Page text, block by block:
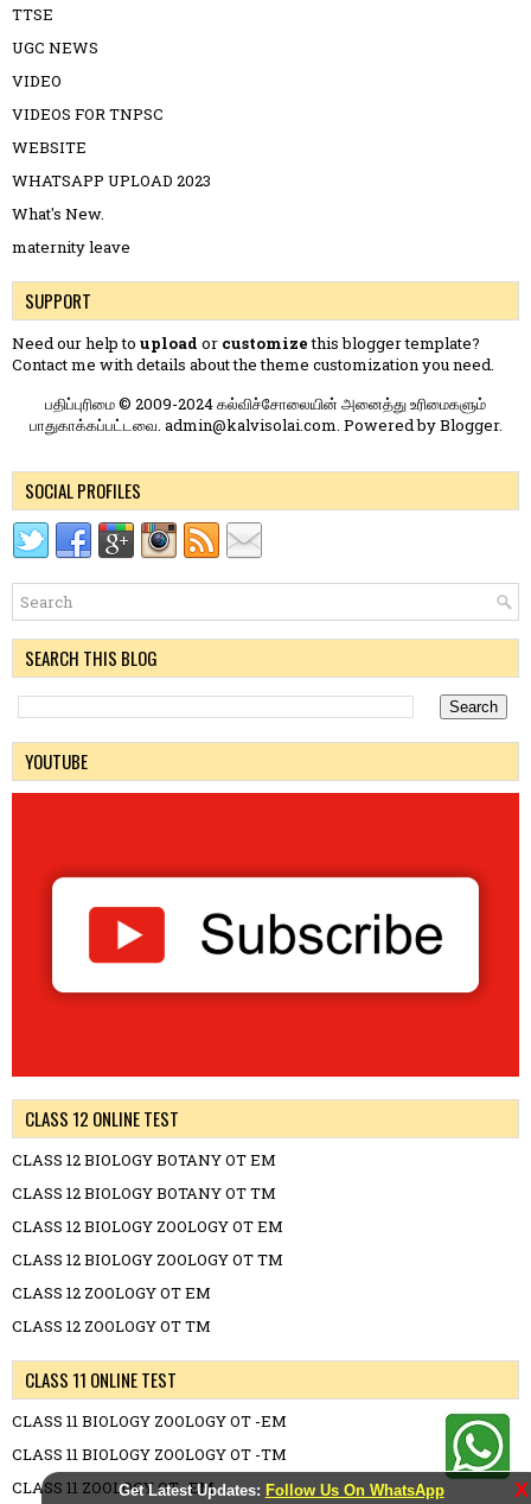
Get Latest Updates: Follow Us On WhatsApp X
TTSE
UGC NEWS
VIDEO
VIDEOS FOR TNPSC
WEBSITE
WHATSAPP UPLOAD 2023
What's New.
maternity leave
SUPPORT
Need our help to upload or customizethis blogger template?
Contact me with details about the theme customization you need.
பதிப்புரிமை © 2009-2024 கல்விச்சோலையின் அனைத்து உரிமைகளும்
பாதுகாக்கப்பட்டவை. admin@kalvisolai.com. Powered byBlogger.
SOCIAL PROFILES
SEARCH THIS BLOG
YOUTUBE
CLASS 12 ONLINE TEST
CLASS 12 BIOLOGY BOTANY OT EM
CLASS 12 BIOLOGY BOTANY OT TM
CLASS 12 BIOLOGY ZOOLOGY OT EM
CLASS 12 BIOLOGY ZOOLOGY OT TM
CLASS 12 ZOOLOGY OT EM
CLASS 12 ZOOLOGY OT TM
CLASS 11 ONLINE TEST
CLASS 11 BIOLOGY ZOOLOGY OT -EM
CLASS 11 BIOLOGY ZOOLOGY OT -TM
CLASS 11 ZOOLOGY OT -EM